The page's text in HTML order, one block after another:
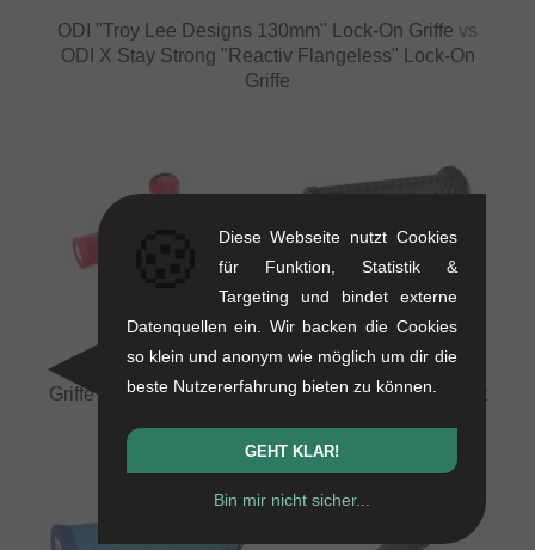
ODI "Troy Lee Designs 130mm" Lock-On Griffe vs
ODI X Stay Strong "Reactiv Flangeless" Lock-On
Griffe
VS
ODI X Stay Strong "Reactiv Flangeless" Lock-On
Griffe
ODI "Vans Waffle V2.1" Lock-On Griffe - Mit
Diese Webseite nutzt Cookies
für Funktion, Statistik &
Targeting und bindet externe
Datenquellen ein. Wir backen die Cookies
so klein und anonym wie möglich um dir die
beste Nutzererfahrung bieten zu können.
GEHT KLAR!
Bin mir nicht sicher...